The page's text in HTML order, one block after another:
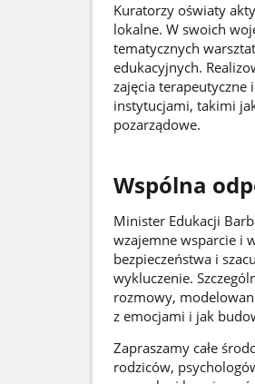
Kuratorzy oświaty
lokalne. W swoich
tematycznych
edukacyjnych.
zajęcia
instytucjami, takimi
pozarządowe.
Wspólna
Minister Edukacji
wzajemne wsparcie i
bezpieczeństwa i
wykluczenie.
rozmowy,
z emocjami i jak
Zapraszamy całe
rodziców,